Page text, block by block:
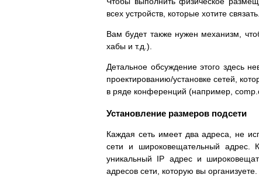
всех устройств, которые хотите связать.
Вам будет также нужен механизм,
хабы и т.д.).
Детальное обсуждение этого здесь
проектированию/установке сетей,
в ряде конференций (например,
Установление размеров подсети
Каждая сеть имеет два адреса, не
сети и широковещательный адрес.
уникальный IP адрес и
адресов сети, которую вы организуете.